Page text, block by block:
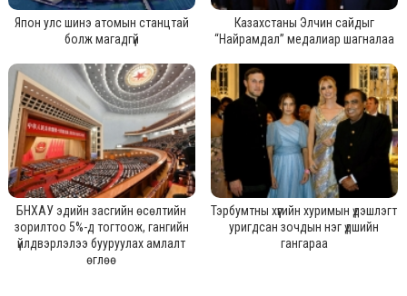
Япон улс шинэ атомын станцтай
болж магадгүй
Казахстаны Элчин сайдыг
“Найрамдал” медалиар шагналаа
БНХАУ эдийн засгийн өсөлтийн
зорилтоо 5%-д тогтоож, гангийн
үйлдвэрлэлээ бууруулах амлалт
өглөө
Тэрбумтны хүүгийн хуримын үдэшлэгт
уригдсан зочдын нэг үдшийн
гангараа